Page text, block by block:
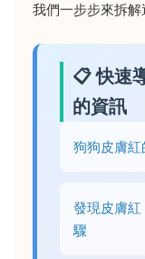
我們一步步來拆解
📋 快速
的資訊
狗狗皮膚
發現皮膚
驟